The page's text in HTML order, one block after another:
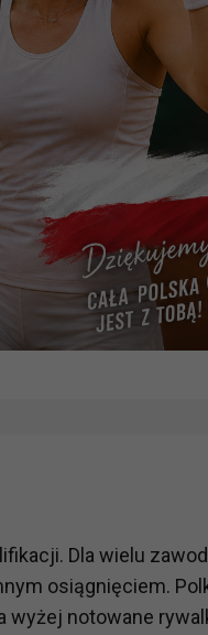
Dla wielu
osiągnięciem.
wyżej notowane